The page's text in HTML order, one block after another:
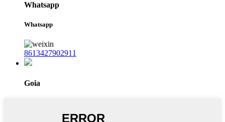
Whatsapp
Whatsapp
8613427902911
Goia